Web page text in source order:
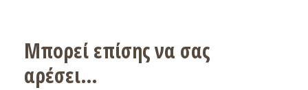
Μπορεί επίσης να σας
αρέσει…